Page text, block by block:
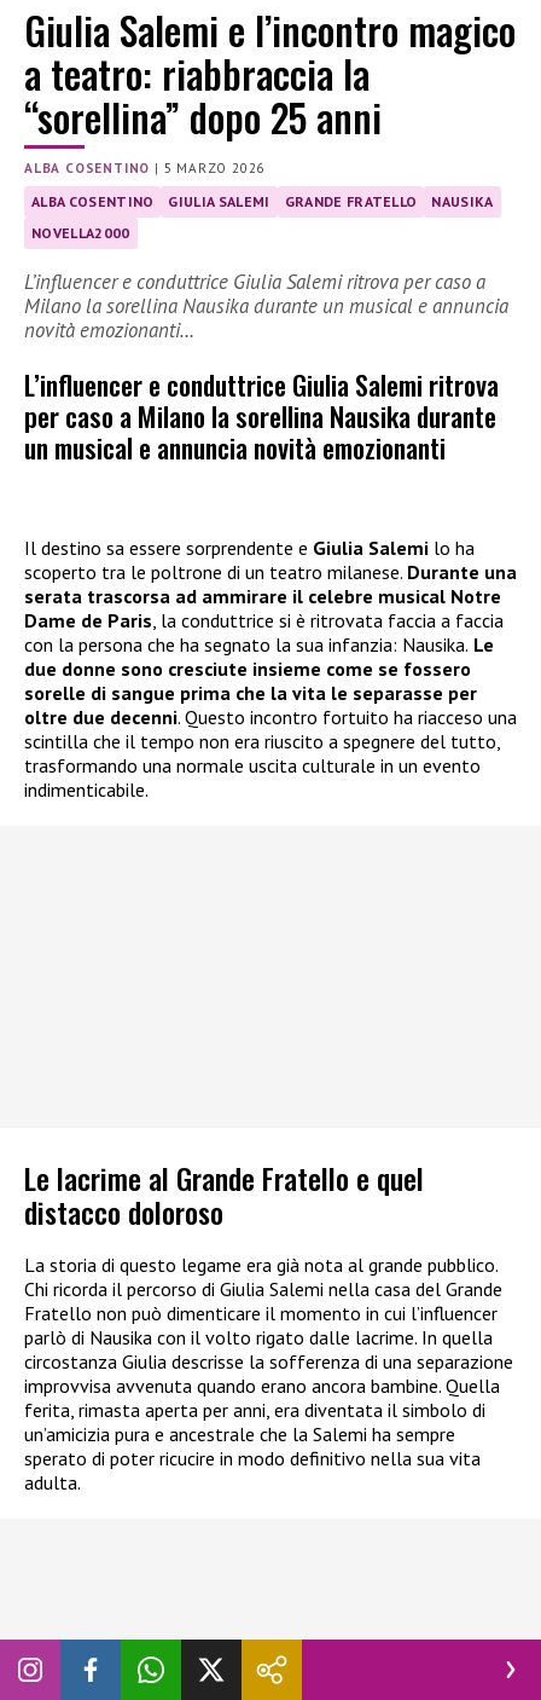
Giulia Salemi e l’incontro magico
a teatro: riabbraccia la
“sorellina” dopo 25 anni
ALBA COSENTINO | 5 MARZO 2026
ALBA COSENTINO GIULIA SALEMI GRANDE FRATELLO
NAUSIKA
NOVELLA2000
L’influencer e conduttrice Giulia Salemi ritrova per caso a
Milano la sorellina Nausika durante un musical e annuncia
novità emozionanti…
L’influencer e conduttrice Giulia Salemi ritrova
per caso a Milano la sorellina Nausika durante
un musical e annuncia novità emozionanti
Il destino sa essere sorprendente e Giulia Salemi lo ha
scoperto tra le poltrone di un teatro milanese. Durante una
serata trascorsa ad ammirare il celebre musical Notre
Dame de Paris, la conduttrice si è ritrovata faccia a faccia
con la persona che ha segnato la sua infanzia: Nausika. Le
due donne sono cresciute insieme come se fossero
sorelle di sangue prima che la vita le separasse per
oltre due decenni. Questo incontro fortuito ha riacceso una
scintilla che il tempo non era riuscito a spegnere del tutto,
trasformando una normale uscita culturale in un evento
indimenticabile.
Le lacrime al Grande Fratello e quel
distacco doloroso
La storia di questo legame era già nota al grande pubblico.
Chi ricorda il percorso di Giulia Salemi nella casa del Grande
Fratello non può dimenticare il momento in cui l’influencer
parlò di Nausika con il volto rigato dalle lacrime. In quella
circostanza Giulia descrisse la sofferenza di una separazione
improvvisa avvenuta quando erano ancora bambine. Quella
ferita, rimasta aperta per anni, era diventata il simbolo di
un’amicizia pura e ancestrale che la Salemi ha sempre
sperato di poter ricucire in modo definitivo nella sua vita
adulta.